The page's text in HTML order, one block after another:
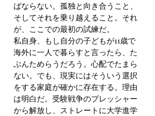
ばならない。孤独と向き合うこと、
そしてそれを乗り越えること。それ
が、ここでの最初の試練だ。
私自身、もし自分の子どもが11歳で
海外に一人で暮らすと言ったら、た
ぶんためらうだろう。心配でたまら
ない。でも、現実にはそういう選択
をする家庭が確かに存在する。理由
は明白だ。受験戦争のプレッシャー
から解放し、ストレートに大学進学